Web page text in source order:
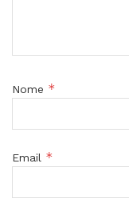
Nome *
Email *